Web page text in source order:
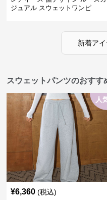
ジュアル スウェットワンピ
新着ア
スウェットパンツのおすす
人
¥6,360 (税込)